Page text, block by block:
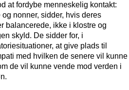
at fordybe menneskelig kontakt:
nonner, sidder, hvis deres
ikke i klostre og
skyld. De sidder for, i
at give plads til
med hvilken de senere vil kunne
de vil kunne vende mod verden i